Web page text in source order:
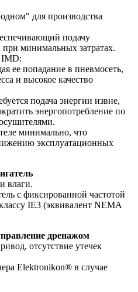
для производства
подачу
при минимальных затратах.
IMD:
ее попадание в пневмосеть,
и высокое качество
подача энергии извне,
энергопотребление по
минимально, что
эксплуатационных
влаги.
с фиксированной частотой
IE3 (эквивалент NEMA
дренажом
отсутствие утечек
Elektronikon® в случае